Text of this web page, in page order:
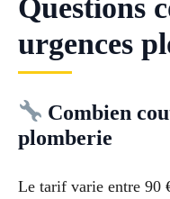
Questions
urgences
Combien
plomberie
Le tarif varie entre 90